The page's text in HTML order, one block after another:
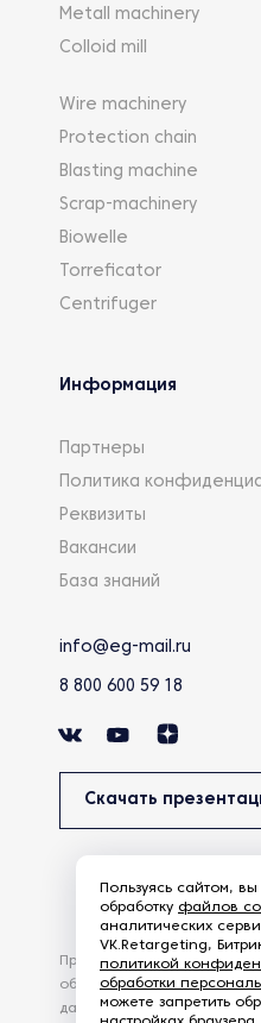
Metall machinery
Colloid mill
Wire machinery
Protection chain
Blasting machine
Scrap-machinery
Biowelle
Torreficator
Centrifuger
Информация
Партнеры
Политика
Реквизиты
Вакансии
База знаний
info@eg-mail.ru
8 800 600 59 18
Скачать
Продолжая использовать
обработку файлов Cookies
данных, в соответствии с
Пользуясь сайтом, вы
обработку файлов
аналитических
VK.Retargeting,
политикой
обработки
можете запретить